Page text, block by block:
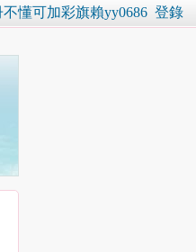
懂可加彩旗賴yy0686 登錄